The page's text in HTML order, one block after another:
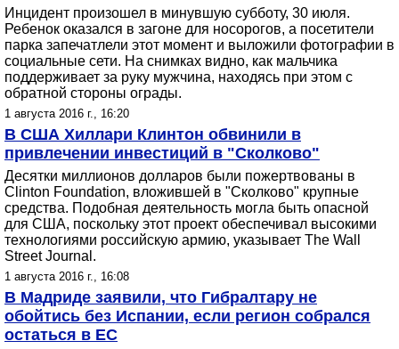
Инцидент произошел в минувшую субботу, 30 июля.
Ребенок оказался в загоне для носорогов, а посетители
парка запечатлели этот момент и выложили фотографии в
социальные сети. На снимках видно, как мальчика
поддерживает за руку мужчина, находясь при этом с
обратной стороны ограды.
1 августа 2016 г., 16:20
В США Хиллари Клинтон обвинили в
привлечении инвестиций в "Сколково"
Десятки миллионов долларов были пожертвованы в
Clinton Foundation, вложившей в "Сколково" крупные
средства. Подобная деятельность могла быть опасной
для США, поскольку этот проект обеспечивал высокими
технологиями российскую армию, указывает The Wall
Street Journal.
1 августа 2016 г., 16:08
В Мадриде заявили, что Гибралтару не
обойтись без Испании, если регион собрался
остаться в ЕС